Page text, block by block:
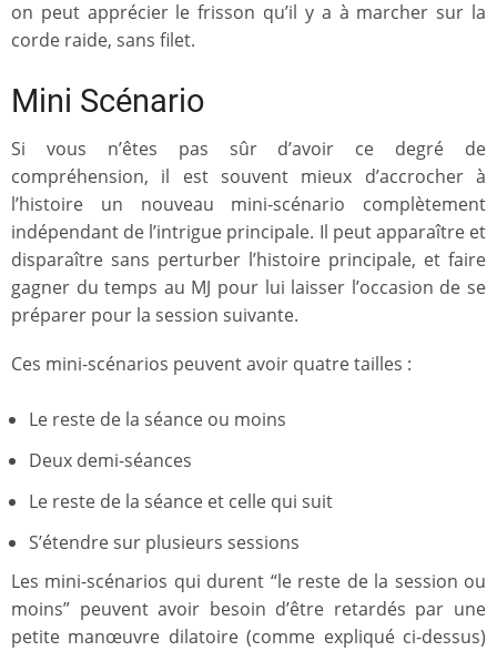
on peut apprécier le frisson qu’il y a à marcher sur la
corde raide, sans filet.
Mini Scénario
Si vous n’êtes pas sûr d’avoir ce degré de
compréhension, il est souvent mieux d’accrocher à
l’histoire un nouveau mini-scénario complètement
indépendant de l’intrigue principale. Il peut apparaître et
disparaître sans perturber l’histoire principale, et faire
gagner du temps au MJ pour lui laisser l’occasion de se
préparer pour la session suivante.
Ces mini-scénarios peuvent avoir quatre tailles :
Le reste de la séance ou moins
Deux demi-séances
Le reste de la séance et celle qui suit
S’étendre sur plusieurs sessions
Les mini-scénarios qui durent “le reste de la session ou
moins” peuvent avoir besoin d’être retardés par une
petite manœuvre dilatoire (comme expliqué ci-dessus)